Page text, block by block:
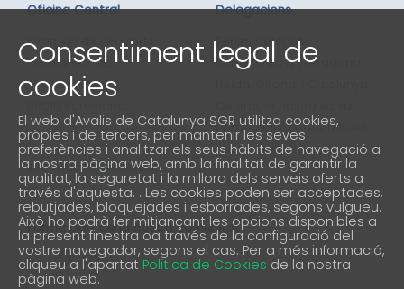
Oficina Central
Gran via de les Corts
Catalanes 635
4ª planta
93 298 02 60
informacio@avalis.cat
Delegacions
Tenim delegats
comercials a Tarragona,
comercial cobreix tots els
punts de Catalunya
901 900 214
Forma part de la nostra comunitat
Consentiment legal de
cookies
El web d'Avalis de Catalunya SGR utilitza cookies,
pròpies i de tercers, per mantenir les seves
preferències i analitzar els seus hàbits de navegació a
la nostra pàgina web, amb la finalitat de garantir la
qualitat, la seguretat i la millora dels serveis oferts a
través d'aquesta. . Les cookies poden ser acceptades,
rebutjades, bloquejades i esborrades, segons vulgueu.
Això ho podrà fer mitjançant les opcions disponibles a
la present finestra oa través de la configuració del
vostre navegador, segons el cas. Per a més informació,
cliqueu a l'apartat Politica de Cookies de la nostra
pàgina web.